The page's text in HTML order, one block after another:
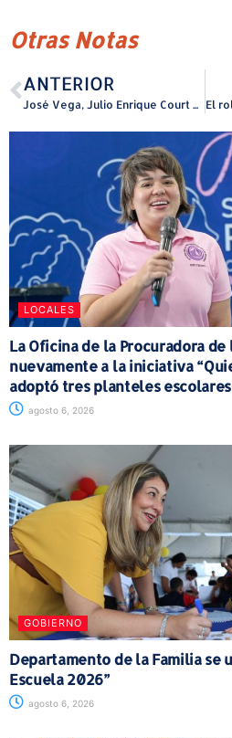
Otras Notas
ANTERIOR
José Vega, Julio Enrique Court y Miguel Ramos se unen para presentar “Grandes” en el Teatro Braulio Castillo
LOCALES
La Oficina de la Procuradora
nuevamente a la iniciativa
adoptó tres planteles escolares
agosto 6, 2026
GOBIERNO
Departamento de la Familia se
Escuela 2026”
agosto 6, 2026